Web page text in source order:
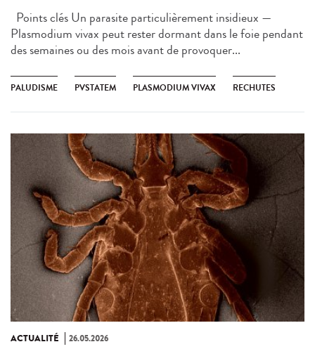
Points clés Un parasite particulièrement insidieux —
Plasmodium vivax peut rester dormant dans le foie pendant
des semaines ou des mois avant de provoquer...
PALUDISME PVSTATEM PLASMODIUM VIVAX RECHUTES
ACTUALITÉ 26.05.2026